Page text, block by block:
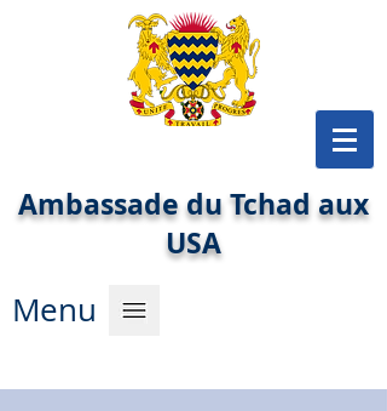
Ambassade du Tchad aux
USA
Menu